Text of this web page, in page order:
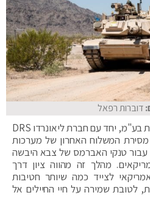
דוברות רפאל
רפאל מערכות לחימה מתקדמות בע"מ, יחד עם חברת ליאונרדו DRS
מסירת המשלוח האחרון של מערכות
עבור טנקי האברמס של צבא היבשה
מהלך זה מהווה ציון דרך
לצייד כמה שיותר חטיבות
לטובת שמירה על חיי החיילים אל